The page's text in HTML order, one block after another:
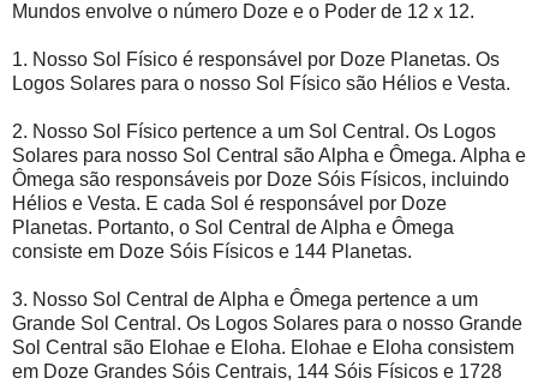
Mundos envolve o número Doze e o Poder de 12 x 12.
1. Nosso Sol Físico é responsável por Doze Planetas. Os
Logos Solares para o nosso Sol Físico são Hélios e Vesta.
2. Nosso Sol Físico pertence a um Sol Central. Os Logos
Solares para nosso Sol Central são Alpha e Ômega. Alpha e
Ômega são responsáveis por Doze Sóis Físicos, incluindo
Hélios e Vesta. E cada Sol é responsável por Doze
Planetas. Portanto, o Sol Central de Alpha e Ômega
consiste em Doze Sóis Físicos e 144 Planetas.
3. Nosso Sol Central de Alpha e Ômega pertence a um
Grande Sol Central. Os Logos Solares para o nosso Grande
Sol Central são Elohae e Eloha. Elohae e Eloha consistem
em Doze Grandes Sóis Centrais, 144 Sóis Físicos e 1728